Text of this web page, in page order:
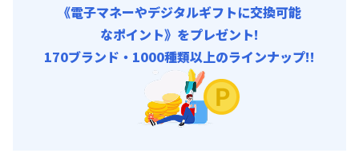
《電子マネーやデジタルギフトに交換可能
なポイント》をプレゼント!
170ブランド・1000種類以上のラインナップ!!